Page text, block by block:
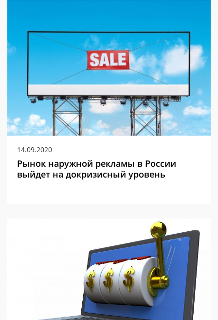
14.09.2020
Рынок наружной рекламы в России
выйдет на докризисный уровень